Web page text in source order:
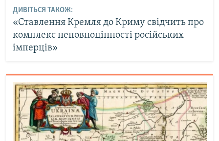
ДИВІТЬСЯ ТАКОЖ:
«Ставлення Кремля до Криму свідчить про
комплекс неповноцінності російських
імперців»